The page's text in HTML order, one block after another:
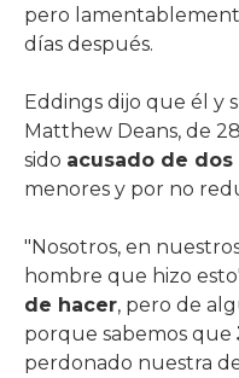
pero
días después.
Eddings dijo que él y
Matthew Deans, de
sido acusado de dos
menores y por no
"Nosotros, en
hombre que hizo
de hacer, pero de
porque sabemos que
perdonado nuestra